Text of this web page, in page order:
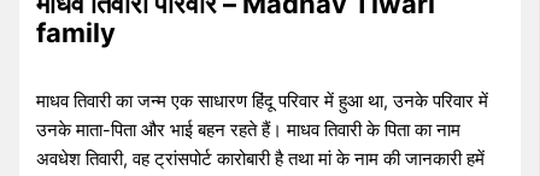
family
माधव तिवारी का जन्म एक साधारण हिंदू परिवार में हुआ था, उनके परिवार में
उनके माता-पिता और भाई बहन रहते हैं। माधव तिवारी के पिता का नाम
अवधेश तिवारी, वह ट्रांसपोर्ट कारोबारी है तथा मां के नाम की जानकारी हमें